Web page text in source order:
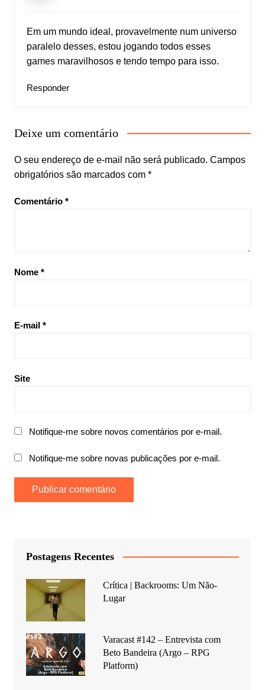
Em um mundo ideal, provavelmente num universo
paralelo desses, estou jogando todos esses
games maravilhosos e tendo tempo para isso.
Responder
Deixe um comentário
O seu endereço de e-mail não será publicado. Campos
obrigatórios são marcados com *
Comentário *
Nome *
E-mail *
Site
Notifique-me sobre novos comentários por e-mail.
Notifique-me sobre novas publicações por e-mail.
Postagens Recentes
Crítica | Backrooms: Um Não-
Lugar
Varacast #142 – Entrevista com
Beto Bandeira (Argo – RPG
Platform)